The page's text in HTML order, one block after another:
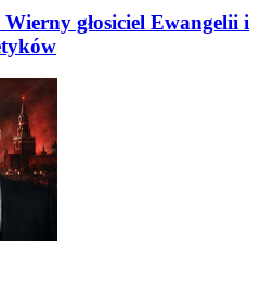
głosiciel Ewangelii i